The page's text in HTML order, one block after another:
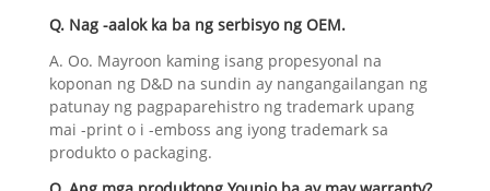
Q. Nag -aalok ka ba ng serbisyo ng OEM.
A. Oo. Mayroon kaming isang propesyonal na
koponan ng D&D na sundin ay nangangailangan ng
patunay ng pagpaparehistro ng trademark upang
mai -print o i -emboss ang iyong trademark sa
produkto o packaging.